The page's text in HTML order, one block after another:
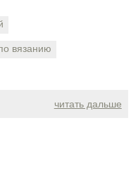
вязанию
читать дальше